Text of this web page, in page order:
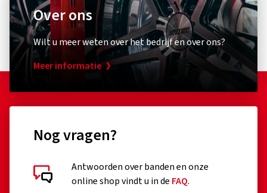
Over ons
Wilt u meer weten over het bedrijf en over ons?
Meer informatie
Nog vragen?
Antwoorden over banden en onze
online shop vindt u in de FAQ.